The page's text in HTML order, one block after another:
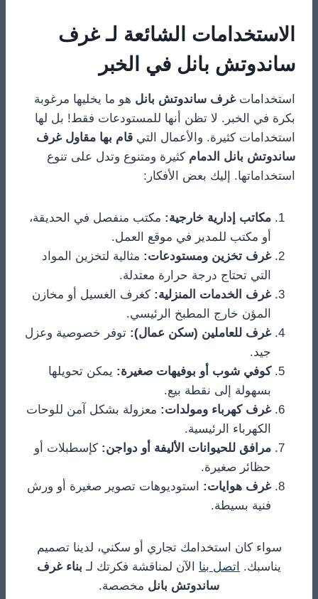
الاستخدامات الشائعة لـ غرف
ساندوتش بانل في الخبر
استخداماتغرف ساندوتش بانل هو ما يخليها مرغوبة
بكرة في الخبر. لا تظن أنها للمستودعات فقط! بل لها
استخدامات كثيرة. والأعمال التي قام بها مقاول غرف
ساندوتش بانل الدمام كثيرة ومتنوع وتدل على تنوع
استخداماتها. إليك بعض الأفكار:
مكاتب إدارية خارجية: مكتب منفصل في الحديقة،
أو مكتب للمدير في موقع العمل.
غرف تخزين ومستودعات: مثالية لتخزين المواد
التي تحتاج درجة حرارة معتدلة.
غرف الخدمات المنزلية: كغرف الغسيل أو مخازن
المؤن خارج المطبخ الرئيسي.
غرف للعاملين (سكن عمال): توفر خصوصية وعزل
جيد.
كوفي شوب أو بوفيهات صغيرة: يمكن تحويلها
بسهولة إلى نقطة بيع.
غرف كهرباء ومولدات: معزولة بشكل آمن للوحات
الكهرباء الرئيسية.
مرافق للحيوانات الأليفة أو دواجن: كإسطبلات أو
حظائر صغيرة.
غرف هوايات:
استوديوهات تصوير صغيرة أو ورش
فنية بسيطة.
سواء كان استخدامك تجاري أو سكني، لدينا تصميم
يناسبك. اتصل بنا الآن لمناقشة فكرتك لـ بناء غرف
ساندوتش بانل مخصصة.